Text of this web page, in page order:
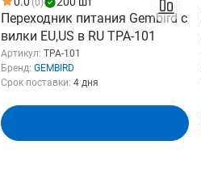
Переходник питания Gembird с
вилки EU,US в RU TPA-101
Артикул: TPA-101
Бренд: GEMBIRD
Срок поставки: 4 дня